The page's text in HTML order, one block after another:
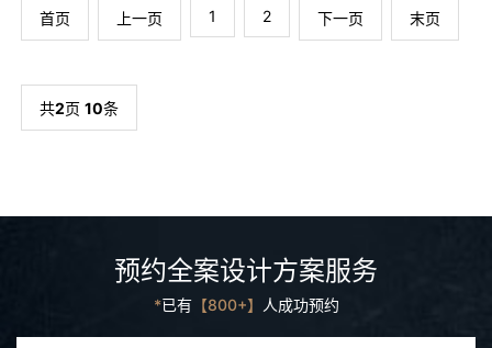
首页 上一页 1 2 下一页 末页
共2页 10条
预约全案设计方案服务
*已有【800+】 人成功预约